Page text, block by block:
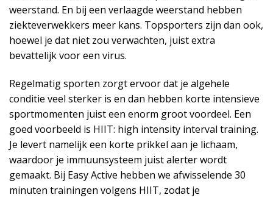
weerstand. En bij een verlaagde weerstand hebben
ziekteverwekkers meer kans. Topsporters zijn dan ook,
hoewel je dat niet zou verwachten, juist extra
bevattelijk voor een virus.
Regelmatig sporten zorgt ervoor dat je algehele
conditie veel sterker is en dan hebben korte intensieve
sportmomenten juist een enorm groot voordeel. Een
goed voorbeeld is HIIT: high intensity interval training.
Je levert namelijk een korte prikkel aan je lichaam,
waardoor je immuunsysteem juist alerter wordt
gemaakt. Bij Easy Active hebben we afwisselende 30
minuten trainingen volgens HIIT, zodat je